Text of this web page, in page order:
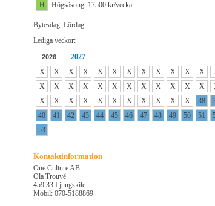
H
Högsäsong: 17500 kr/vecka
Bytesdag: Lördag
Lediga veckor:
2026
2027
X
X X X X X X X X X X X
X
X X X X X X X X X X X
X
X X X X X X X X X X 38
40
41 42 43 44 45 46 47 48 49 50 51
53
Kontaktinformation
One Culture AB
Ola Trouvé
459 33 Ljungskile
Mobil: 070-5188869